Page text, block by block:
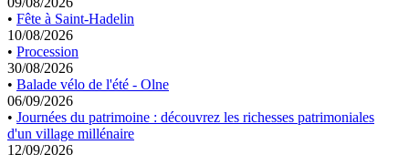
• Fête à Saint-Hadelin
10/08/2026
• Procession
30/08/2026
• Balade vélo de l'été - Olne
06/09/2026
• Journées du patrimoine : découvrez les richesses patrimoniales
d'un village millénaire
12/09/2026